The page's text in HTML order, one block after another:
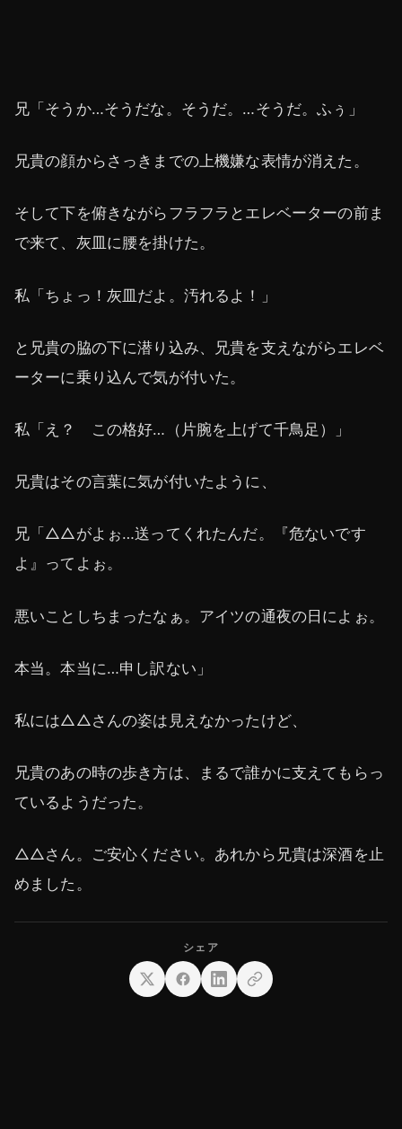
兄「そうか…そうだな。そうだ。…そうだ。ふぅ」
兄貴の顔からさっきまでの上機嫌な表情が消えた。
そして下を俯きながらフラフラとエレベーターの前ま
で来て、灰皿に腰を掛けた。
私「ちょっ！灰皿だよ。汚れるよ！」
と兄貴の脇の下に潜り込み、兄貴を支えながらエレベ
ーターに乗り込んで気が付いた。
私「え？ この格好…（片腕を上げて千鳥足）」
兄貴はその言葉に気が付いたように、
兄「△△がよぉ…送ってくれたんだ。『危ないです
よ』ってよぉ。
悪いことしちまったなぁ。アイツの通夜の日によぉ。
本当。本当に…申し訳ない」
私には△△さんの姿は見えなかったけど、
兄貴のあの時の歩き方は、まるで誰かに支えてもらっ
ているようだった。
△△さん。ご安心ください。あれから兄貴は深酒を止
めました。